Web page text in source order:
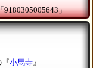
9180305005643」
『小馬寺』